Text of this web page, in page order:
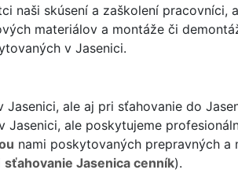
naši skúsení a zaškolení pracovníci,
materiálov a montáže či
v Jasenici.
ale aj pri sťahovanie do
ale poskytujeme
nami poskytovaných prepravných a
sťahovanie Jasenica cenník).